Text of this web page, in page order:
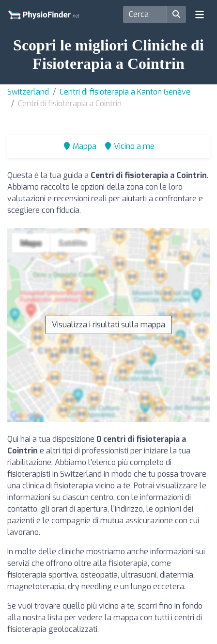
Scopri le migliori Cliniche di
Fisioterapia a Cointrin
Switzerland
Centri di fisioterapia a Kanton Genève
Centri di fisioterapia a Cointrin
Mappa Vicino a me
Questa è la tua guida a Centri di fisioterapia a Cointrin.
Abbiamo raccolto le opzioni della zona con le loro
valutazioni e recensioni reali per aiutarti a confrontare e
scegliere con fiducia.
Visualizza i risultati sulla mappa
Qui hai a tua disposizione 0 centri di fisioterapia a
Cointrin e altri tipi di professionisti per iniziare la tua
riabilitazione. Abbiamo l'elenco più completo di
fisioterapisti in Switzerland in modo che tu possa trovare
una clinica di fisioterapia vicino a te. Potrai visualizzare le
informazioni su ciascun centro, con le informazioni di
contatto, gli orari di apertura, l'indirizzo, le opinioni dei
pazienti e le compagnie di mutua assicurazione con cui
lavorano.
In molte delle cliniche mostriamo anche informazioni sui
servizi che offrono oltre alla fisioterapia, come
fisioterapia sportiva, osteopatia, ultrasuoni, diatermia,
magnetoterapia, dry needling e un lungo eccetera.
Se vuoi trovare quello più vicino a te, scorri fino in fondo
alla nostra lista per vedere la mappa con tutti i centri di
fisioterapia geolocalizzati.